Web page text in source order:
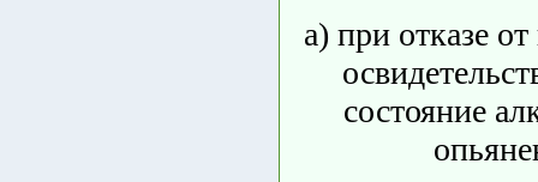
а) при отказе
состояние